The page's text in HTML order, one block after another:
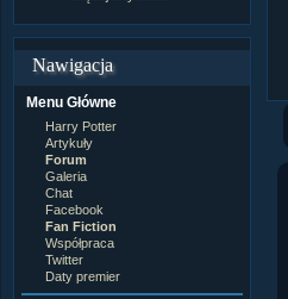
Nawigacja
Menu Główne
Harry Potter
Artykuły
Forum
Galeria
Chat
Facebook
Fan Fiction
Współpraca
Twitter
Daty premier